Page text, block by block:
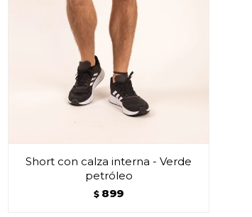
Short con calza interna - Verde
petróleo
$ 899